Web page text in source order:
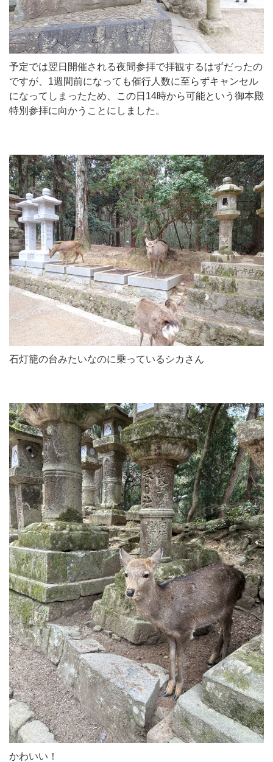
予定では翌日開催される夜間参拝で拝観するはずだったの
ですが、1週間前になっても催行人数に至らずキャンセル
になってしまったため、この日14時から可能という御本殿
特別参拝に向かうことにしました。
石灯籠の台みたいなのに乗っているシカさん
かわいい！